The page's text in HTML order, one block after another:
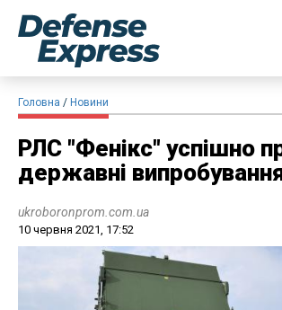
Головна Новини
РЛС "Фенікс" успішно
державні
ukroboronprom.com.ua
10 червня 2021, 17:52